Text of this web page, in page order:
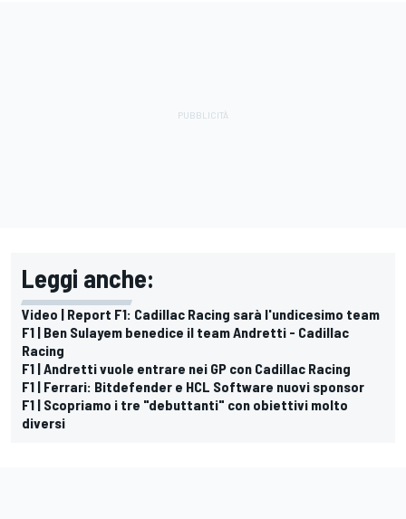
Leggi anche:
Video | Report F1: Cadillac Racing sarà l'undicesimo team
F1 | Ben Sulayem benedice il team Andretti - Cadillac
Racing
F1 | Andretti vuole entrare nei GP con Cadillac Racing
F1 | Ferrari: Bitdefender e HCL Software nuovi sponsor
F1 | Scopriamo i tre "debuttanti" con obiettivi molto
diversi